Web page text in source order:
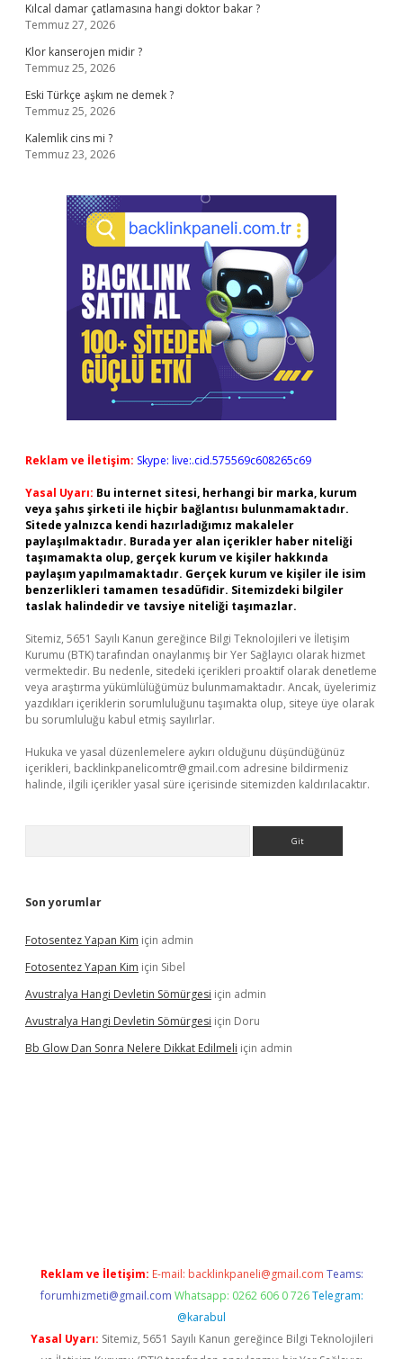
Kılcal damar çatlamasına hangi doktor bakar ?
Temmuz 27, 2026
Klor kanserojen midir ?
Temmuz 25, 2026
Eski Türkçe aşkım ne demek ?
Temmuz 25, 2026
Kalemlik cins mi ?
Temmuz 23, 2026
Reklam ve İletişim: Skype: live:.cid.575569c608265c69
Yasal Uyarı: Bu internet sitesi, herhangi bir marka, kurum
veya şahıs şirketi ile hiçbir bağlantısı bulunmamaktadır.
Sitede yalnızca kendi hazırladığımız makaleler
paylaşılmaktadır. Burada yer alan içerikler haber niteliği
taşımamakta olup, gerçek kurum ve kişiler hakkında
paylaşım yapılmamaktadır. Gerçek kurum ve kişiler ile isim
benzerlikleri tamamen tesadüfidir. Sitemizdeki bilgiler
taslak halindedir ve tavsiye niteliği taşımazlar.
Sitemiz, 5651 Sayılı Kanun gereğince Bilgi Teknolojileri ve İletişim
Kurumu (BTK) tarafından onaylanmış bir Yer Sağlayıcı olarak hizmet
vermektedir. Bu nedenle, sitedeki içerikleri proaktif olarak denetleme
veya araştırma yükümlülüğümüz bulunmamaktadır. Ancak, üyelerimiz
yazdıkları içeriklerin sorumluluğunu taşımakta olup, siteye üye olarak
bu sorumluluğu kabul etmiş sayılırlar.
Hukuka ve yasal düzenlemelere aykırı olduğunu düşündüğünüz
içerikleri, backlinkpanelicomtr@gmail.com adresine bildirmeniz
halinde, ilgili içerikler yasal süre içerisinde sitemizden kaldırılacaktır.
Son yorumlar
Fotosentez Yapan Kim için admin
Fotosentez Yapan Kim için Sibel
Avustralya Hangi Devletin Sömürgesi için admin
Avustralya Hangi Devletin Sömürgesi için Doru
Bb Glow Dan Sonra Nelere Dikkat Edilmeli için admin
Reklam ve İletişim: E-mail: backlinkpaneli@gmail.com Teams:
forumhizmeti@gmail.com Whatsapp: 0262 606 0 726 Telegram:
@karabul
Yasal Uyarı: Sitemiz, 5651 Sayılı Kanun gereğince Bilgi Teknolojileri